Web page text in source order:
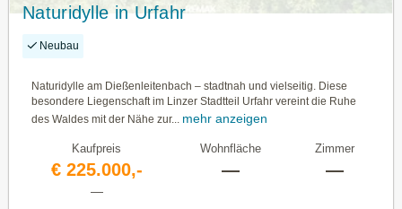
Naturidylle in Urfahr
Neubau
Naturidylle am Dießenleitenbach – stadtnah und vielseitig. Diese
besondere Liegenschaft im Linzer Stadtteil Urfahr vereint die Ruhe
des Waldes mit der Nähe zur... mehr anzeigen
Kaufpreis
€ 225.000,-
—
Wohnfläche
—
Zimmer
—